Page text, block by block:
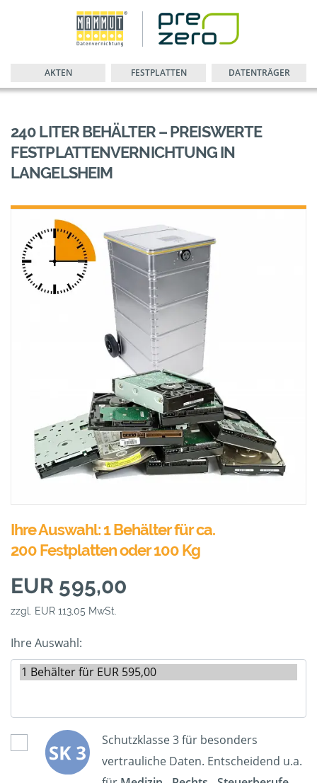
AKTEN FESTPLATTEN DATENTRÄGER
240 LITER BEHÄLTER – PREISWERTE
FESTPLATTENVERNICHTUNG IN
LANGELSHEIM
Ihre Auswahl: 1 Behälter für ca.
200 Festplatten oder 100 Kg
EUR 595,00
zzgl. EUR 113,05 MwSt.
Ihre Auswahl:
Schutzklasse 3 für besonders
vertrauliche Daten. Entscheidend u.a.